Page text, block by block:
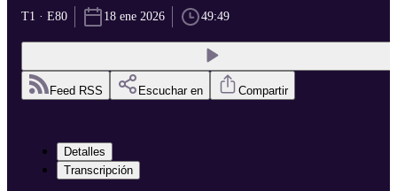
T1 · E80 18 ene 2026 49:49
Feed RSS Escuchar en Compartir
Detalles
Transcripción